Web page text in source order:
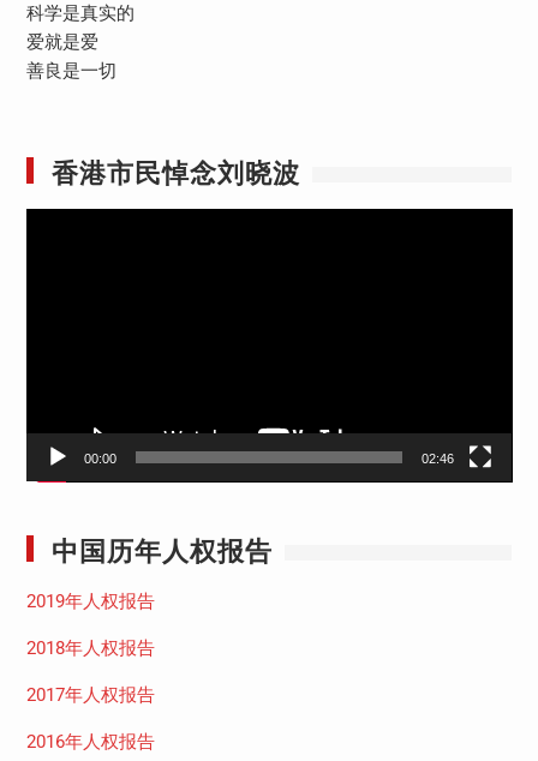
科学是真实的
爱就是爱
善良是一切
香港市民悼念刘晓波
00:00 02:46
中国历年人权报告
2019年人权报告
2018年人权报告
2017年人权报告
2016年人权报告